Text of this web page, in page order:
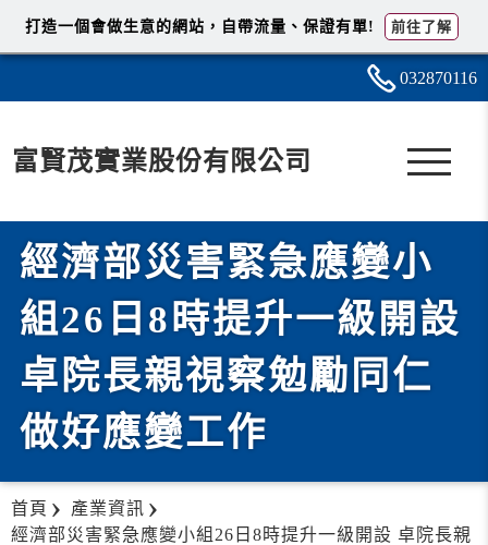
032870116
富賢茂實業股份有限公司
經濟部災害緊急應變小
組26日8時提升一級開設
卓院長親視察勉勵同仁
做好應變工作
首頁
產業資訊
經濟部災害緊急應變小組26日8時提升一級開設 卓院長親
打造一個會做生意的網站，自帶流量、保證有單! 前往了解